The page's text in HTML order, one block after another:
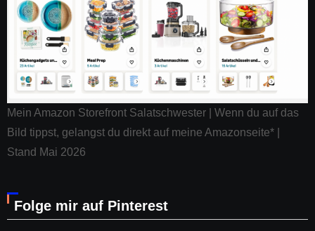
Mein Amazon Storefront Salatschwester | Wenn du auf das
Bild tippst, gelangst du direkt auf meine Amazonseite* |
Stand Mai 2026
Folge mir auf Pinterest